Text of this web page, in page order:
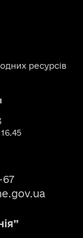
ресурсів